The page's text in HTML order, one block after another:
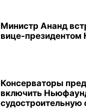
Министр Ананд
вице-президентом
Консерваторы
включить
судостроительную